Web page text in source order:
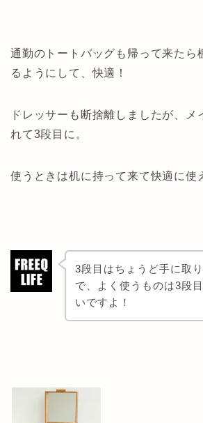
通勤のトートバッグも帰って来たら
るようにして、快適！
ドレッサーも断捨離しましたが、メ
れて3段目に。
使うときは机に持って来て快適に使
3段目はちょうど手に取
で、よく使うものは3段
いですよ！